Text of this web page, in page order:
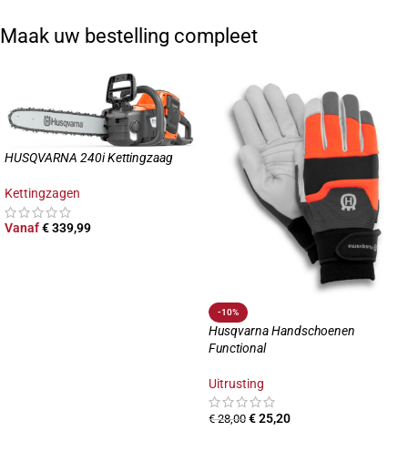
Maak uw bestelling compleet
HUSQVARNA 240i Kettingzaag
Kettingzagen
Vanaf€339,99
-10%
Husqvarna Handschoenen
Functional
Uitrusting
€28,00 €25,20